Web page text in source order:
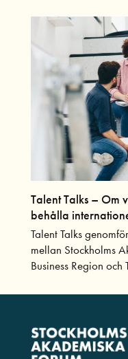
Talent Talks – Om
behålla
Talent Talks
mellan Stockholms
Business Region och